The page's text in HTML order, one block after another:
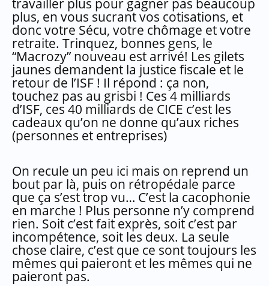
travailler plus pour gagner pas beaucoup
plus, en vous sucrant vos cotisations, et
donc votre Sécu, votre chômage et votre
retraite. Trinquez, bonnes gens, le
“Macrozy” nouveau est arrivé! Les gilets
jaunes demandent la justice fiscale et le
retour de l’ISF ! Il répond : ça non,
touchez pas au grisbi ! Ces 4 milliards
d’ISF, ces 40 milliards de CICE c’est les
cadeaux qu’on ne donne qu’aux riches
(personnes et entreprises)
On recule un peu ici mais on reprend un
bout par là, puis on rétropédale parce
que ça s’est trop vu… C’est la cacophonie
en marche ! Plus personne n’y comprend
rien. Soit c’est fait exprès, soit c’est par
incompétence, soit les deux. La seule
chose claire, c’est que ce sont toujours les
mêmes qui paieront et les mêmes qui ne
paieront pas.